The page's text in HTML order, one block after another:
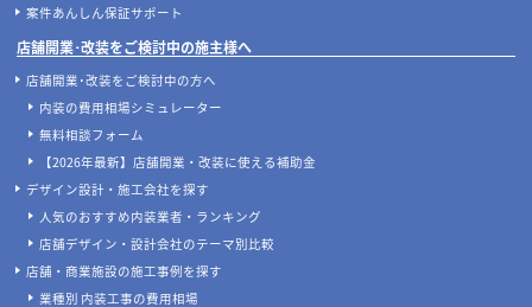
当サイトについて
店舗設計施工.comとは
店舗設計施工.comが選ばれる理由
マッチングサービスについて
案件あんしん保証サポート
店舗開業･改装をご検討中の施主様へ
店舗開業･改装をご検討中の方へ